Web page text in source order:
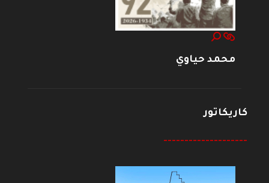
محمد حياوي
كاريكاتور
--------------------